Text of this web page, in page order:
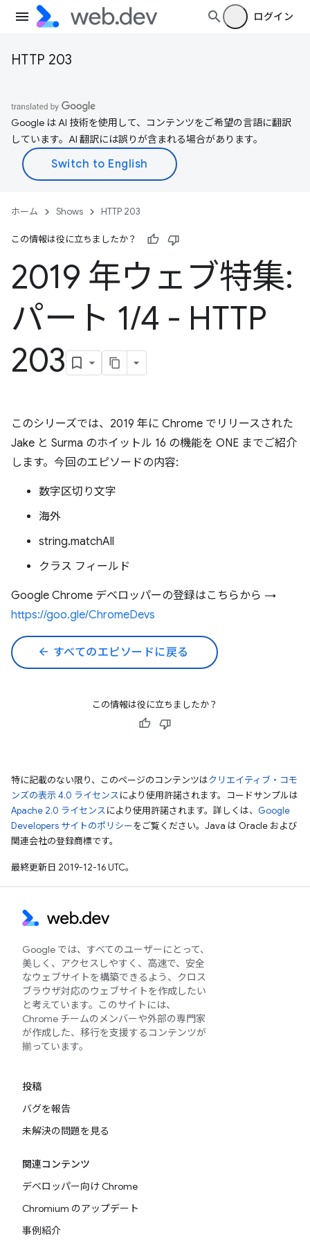
ログイン
HTTP 203
Google は AI 技術を使用して、コンテンツをご希望の言語に翻訳
しています。AI 翻訳には誤りが含まれる場合があります。
ホーム Shows HTTP 203
この情報は役に立ちましたか？
2019 年ウェブ特集:
パート 1/4 - HTTP
203
このシリーズでは、2019 年に Chrome でリリースされた
Jake と Surma のホイットル 16 の機能を ONE までご紹介
します。今回のエピソードの内容:
数字区切り文字
海外
string.matchAll
クラス フィールド
Google Chrome デベロッパーの登録はこちらから →
https://goo.gle/ChromeDevs
arrow_back すべてのエピソードに戻る
この情報は役に立ちましたか？
特に記載のない限り、このページのコンテンツはクリエイティブ・コモ
ンズの表示 4.0 ライセンスにより使用許諾されます。コードサンプルは
Apache 2.0 ライセンスにより使用許諾されます。詳しくは、 Google
Developers サイトのポリシーをご覧ください。Java は Oracle および
関連会社の登録商標です。
最終更新日 2019-12-16 UTC。
Google では、すべてのユーザーにとって、
美しく、アクセスしやすく、高速で、安全
なウェブサイトを構築できるよう、クロス
ブラウザ対応のウェブサイトを作成したい
と考えています。このサイトには、
Chrome チームのメンバーや外部の専門家
が作成した、移行を支援するコンテンツが
揃っています。
投稿
バグを報告
未解決の問題を見る
関連コンテンツ
デベロッパー向け Chrome
Chromium のアップデート
事例紹介